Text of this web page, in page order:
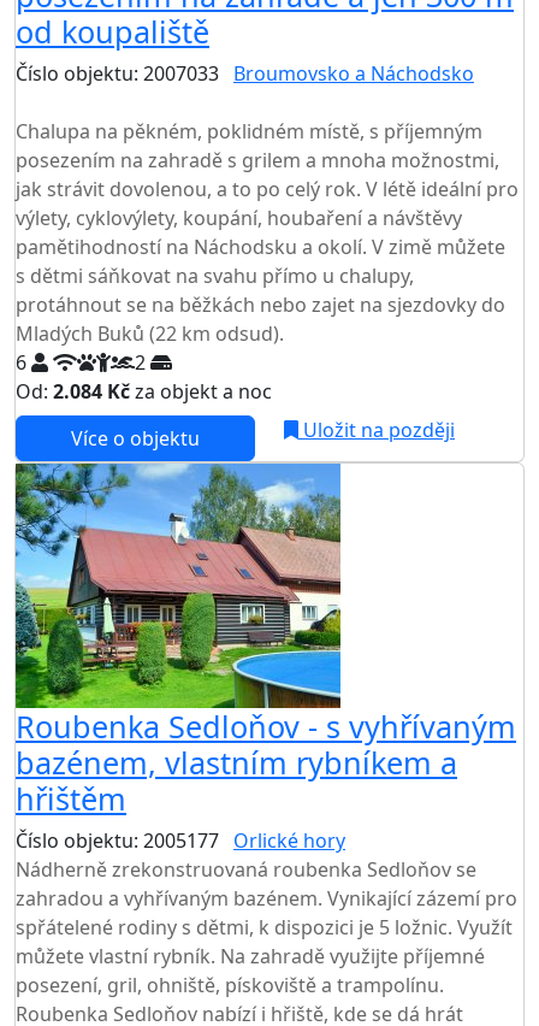
od koupaliště
Číslo objektu: 2007033 Broumovsko a Náchodsko
Chalupa na pěkném, poklidném místě, s příjemným
posezením na zahradě s grilem a mnoha možnostmi,
jak strávit dovolenou, a to po celý rok. V létě ideální pro
výlety, cyklovýlety, koupání, houbaření a návštěvy
pamětihodností na Náchodsku a okolí. V zimě můžete
s dětmi sáňkovat na svahu přímo u chalupy,
protáhnout se na běžkách nebo zajet na sjezdovky do
Mladých Buků (22 km odsud).
6
2
Od: 2.084 Kčza objekt a noc
Více o objektu
Uložit na později
Roubenka Sedloňov - s vyhřívaným
bazénem, vlastním rybníkem a
hřištěm
Číslo objektu: 2005177 Orlické hory
Nádherně zrekonstruovaná roubenka Sedloňov se
zahradou a vyhřívaným bazénem. Vynikající zázemí pro
spřátelené rodiny s dětmi, k dispozici je 5 ložnic. Využít
můžete vlastní rybník. Na zahradě využijte příjemné
posezení, gril, ohniště, pískoviště a trampolínu.
Roubenka Sedloňov nabízí i hřiště, kde se dá hrát